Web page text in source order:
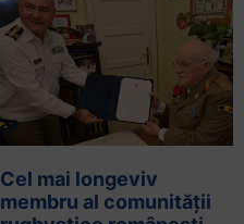
Cel mai longeviv
membru al comunității